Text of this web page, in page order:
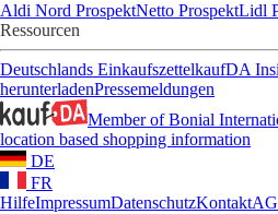
Aldi Nord ProspektNetto ProspektLidl
Ressourcen
Deutschlands EinkaufszettelkaufDA
herunterladenPressemeldungen
Member of Bonial
location based shopping information
DE
FR
HilfeImpressumDatenschutzKontakt